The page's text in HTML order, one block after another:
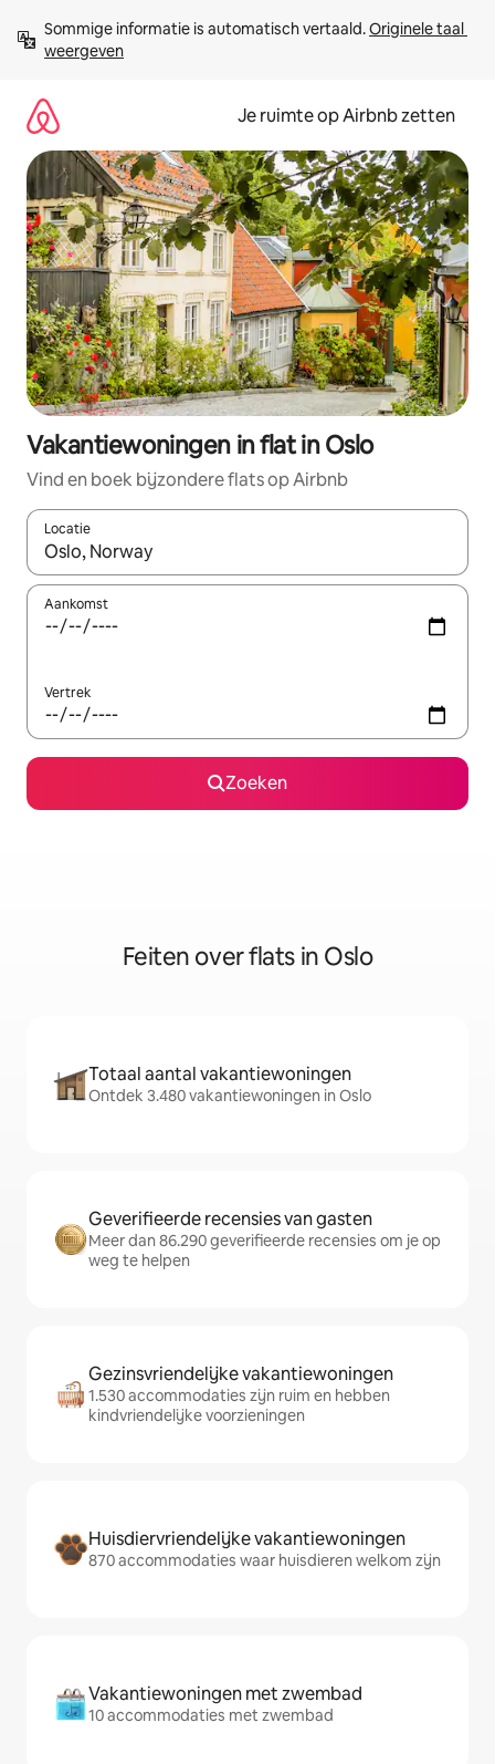
direct
naar
Sommige informatie is automatisch vertaald. Originele taal
weergeven
Je ruimte op Airbnb zetten
Vakantiewoningen in flat in Oslo
Vind en boek bijzondere flats op Airbnb
Locatie
Wanneer er suggesties beschikbaar zijn, maak je een keuze
Aankomst
Vertrek
Zoeken
Feiten over flats in Oslo
Totaal aantal vakantiewoningen
Ontdek 3.480 vakantiewoningen in Oslo
Geverifieerde recensies van gasten
Meer dan 86.290 geverifieerde recensies om je op
weg te helpen
Gezinsvriendelijke vakantiewoningen
1.530 accommodaties zijn ruim en hebben
kindvriendelijke voorzieningen
Huisdiervriendelijke vakantiewoningen
870 accommodaties waar huisdieren welkom zijn
Vakantiewoningen met zwembad
10 accommodaties met zwembad